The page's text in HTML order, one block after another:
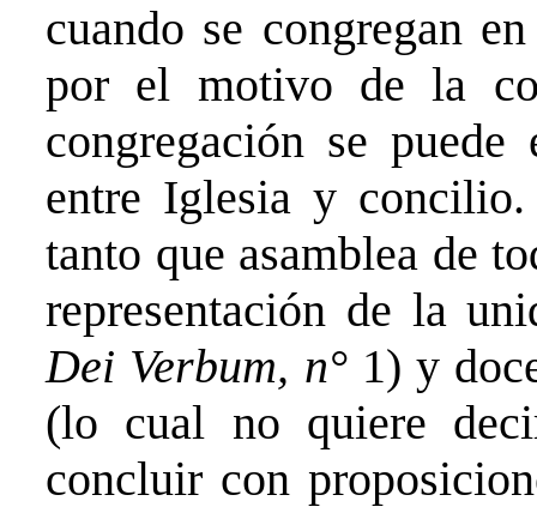
cuando se congregan
por el motivo de la
congregación se puede
entre Iglesia y
tanto que asamblea de
representación de la
Dei Verbum, n° 1) y
(lo cual no quiere
concluir con